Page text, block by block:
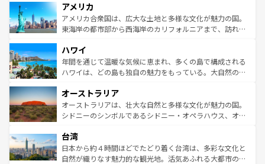
ンツ一覧を参照してほしい。
の建物がそのまま残る町や、スイスならではのユニークな
博物館もあり、アルプス観光だけでなく町歩きも満喫する
ことができる。国民の所得が高いため物価も高いが、旅行
ば市内交通費無料で観光を楽しむこともできる。 なお、新
着のスイス情報はコンテンツ一覧 を参照してほしい。
アメリカ
アメリカ合衆国は、広大な土地と多様な文化が魅力の国。
東海岸の都市部から西海岸のカリフォルニアまで、訪れる
のような巨大都市は、観光、ショッピング、エンターテイ
ンメントが詰まった刺激的なスポットだ。一方、アメリカ
西部には大自然が広がり、グランドキャニオンやイエロー
部のニューオーリンズでは、音楽と美食が融合した独特の
文化が魅力。旅行者はアメリカの各地域で異なる魅力を楽
しみながら、その多様性と豊かな歴史を感じることができ
ならではの贅沢な旅のスタイルだ。 なお、新着のアメリカ
情報はコンテンツ一覧を参照してほしい。
ハワイ
年間を通じて温暖な気候に恵まれ、多くの島で構成される
ハワイは、どの島も独自の魅力をもっている。大自然の神
ワイ島は見逃せない。また、定番の観光地といえばオアフ
島だが、静かな自然を求めるならマウイ島やカウアイ島が
おすすめ。エメラルドグリーンに輝く海をはじめ、豊かな
れるおもてなしの心で訪れる人々を迎えてくれるハワイの
人々、おいしいローカルフードやハワイアンミュージッ
ク、伝統的なフラダンスなど、すべてがハワイの魅力を彩
オーストラリア
オーストラリアは、壮大な自然と多様な文化が魅力の国。
シドニーのシンボルであるシドニー・オペラハウス、オー
リアリーフや大陸中央部にそびえるウルル（エアーズロッ
ク）、タスマニアの美しい原生林やケアンズの熱帯雨林な
ど、見どころがたくさん。また、カフェやワイン、オージ
台湾
日本から約４時間ほどでたどり着く台湾は、多彩な文化と
自然が織りなす魅力的な観光地。活気あふれる大都市の台